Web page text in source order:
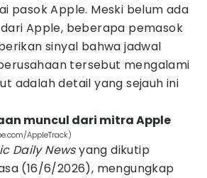
pasok Apple. Meski belum ada
Apple, beberapa pemasok
sinyal bahwa jadwal
tersebut mengalami
adalah detail yang sejauh ini
muncul dari mitra Apple
AppleTrack)
Daily Newsyang dikutip
(16/6/2026), mengungkap